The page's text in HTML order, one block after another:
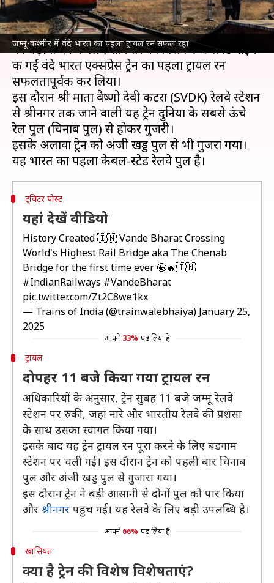
जम्मू-कश्मीर में वंदे भारत का पहला ट्रायल रन सफल रहा
भारतीय रेलवेकी ओर सेजम्मू-कश्मीरकी रेल कनेक्टिविटी
को बढ़ावा देने के लिए शनिवार को विशेष रूप से डिजाइन
की गई वंदे भारत एक्सप्रेस ट्रेन का पहला ट्रायल रन
सफलतापूर्वक कर लिया।
इस दौरान श्री माता वैष्णो देवी कटरा (SVDK) रेलवे स्टेशन
से श्रीनगर तक जाने वाली यह ट्रेन दुनिया के सबसे ऊंचे
रेल पुल (चिनाब पुल) से होकर गुजरी।
इसके अलावा ट्रेन को अंजी खड्ड पुल से भी गुजरा गया।
ट्विटर पोस्ट
यहां देखें वीडियो
History Created 🇮🇳 Vande Bharat Crossing
World's Highest Rail Bridge aka The Chenab
Bridge for the first time ever 🤩🔥🇮🇳
#IndianRailways #VandeBharat
pic.twitter.com/Zt2C8we1kx
— Trains of India (@trainwalebhaiya) January 25,
2025
आपने 33% पढ़ लिया है
ट्रायल
दोपहर 11 बजे किया गया ट्रायल रन
अधिकारियों के अनुसार, ट्रेन सुबह 11 बजे जम्मू रेलवे
स्टेशन पर रुकी, जहां नारे और भारतीय रेलवे की प्रशंसा
के साथ उसका स्वागत किया गया।
इसके बाद यह ट्रेन ट्रायल रन पूरा करने के लिए बडगाम
स्टेशन पर चली गई। इस दौरान ट्रेन को पहली बार चिनाब
पुल और अंजी खड्ड पुल से गुजारा गया।
इस दौरान ट्रेन ने बड़ी आसानी से दोनों पुल को पार किया
और श्रीनगर पहुंच गई। यह रेलवे के लिए बड़ी उपलब्धि है।
आपने 66% पढ़ लिया है
खासियत
क्या है ट्रेन की विशेष विशेषताएं?